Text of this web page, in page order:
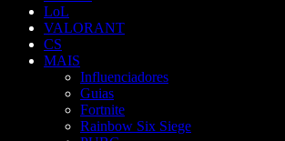
LoL
VALORANT
CS
MAIS
Influenciadores
Guias
Fortnite
Rainbow Six Siege